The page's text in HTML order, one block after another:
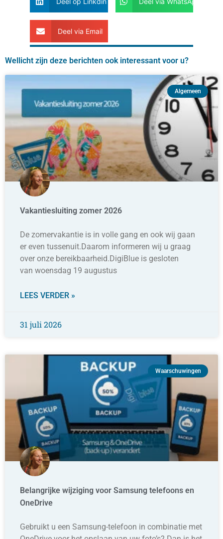
Deel via Email
Wellicht zijn deze berichten ook interessant voor u?
Algemeen
Vakantiesluiting zomer 2026
De zomervakantie is in volle gang en ook wij gaan
er even tussenuit.Daarom informeren wij u graag
over onze bereikbaarheid.DigiBlue is gesloten
van woensdag 19 augustus
LEES VERDER »
31 juli 2026
Waarschuwingen
Belangrijke wijziging voor Samsung telefoons en
OneDrive
Gebruikt u een Samsung-telefoon in combinatie met